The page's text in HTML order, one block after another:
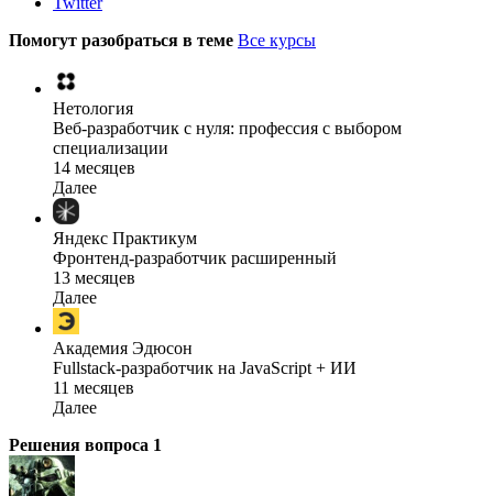
Помогут разобраться в теме Все курсы
Нетология
Веб-разработчик с нуля: профессия с выбором
специализации
14 месяцев
Далее
Яндекс Практикум
Фронтенд-разработчик расширенный
13 месяцев
Далее
Академия Эдюсон
Fullstack-разработчик на JavaScript + ИИ
11 месяцев
Далее
Решения вопроса 1